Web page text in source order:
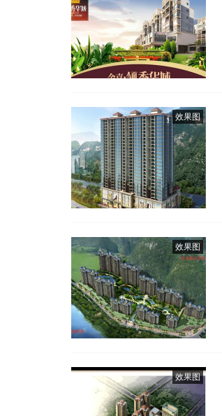
效果图
效果图
效果图